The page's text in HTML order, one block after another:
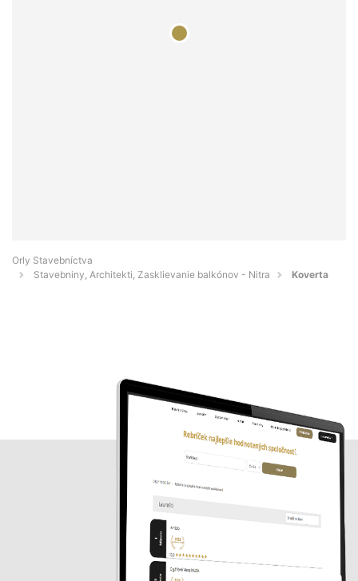
Orly Stavebníctva
Stavebniny, Architekti, Zasklievanie balkónov - Nitra
Koverta